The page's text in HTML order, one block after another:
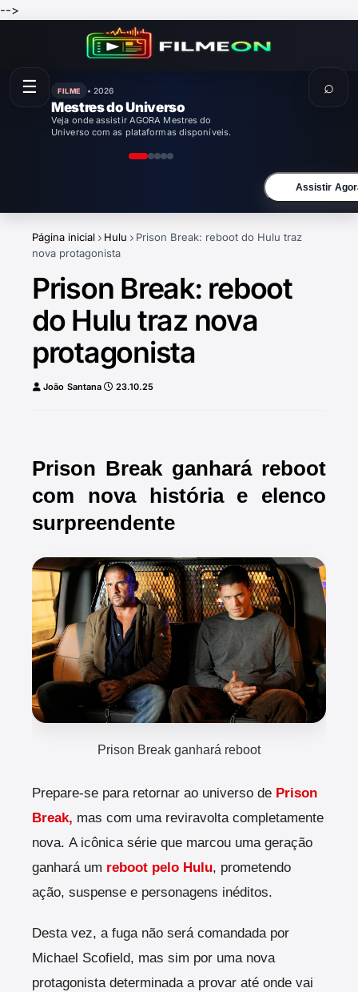
-->
FILME • 2026
Mestres do Universo
Veja onde assistir AGORA Mestres do
Universo com as plataformas disponíveis.
Assistir
Página inicial Hulu
Prison Break: reboot do Hulu traz
nova protagonista
Prison Break: reboot
do Hulu traz nova
protagonista
João Santana 23.10.25
Prison Break ganhará reboot
com nova história e elenco
surpreendente
Prison Break ganhará reboot
Prepare-se para retornar ao universo de Prison
Break, mas com uma reviravolta completamente
nova. A icônica série que marcou uma geração
ganhará um reboot pelo Hulu, prometendo
ação, suspense e personagens inéditos.
Desta vez, a fuga não será comandada por
Michael Scofield, mas sim por uma nova
protagonista determinada a provar até onde vai
☰ ⌕